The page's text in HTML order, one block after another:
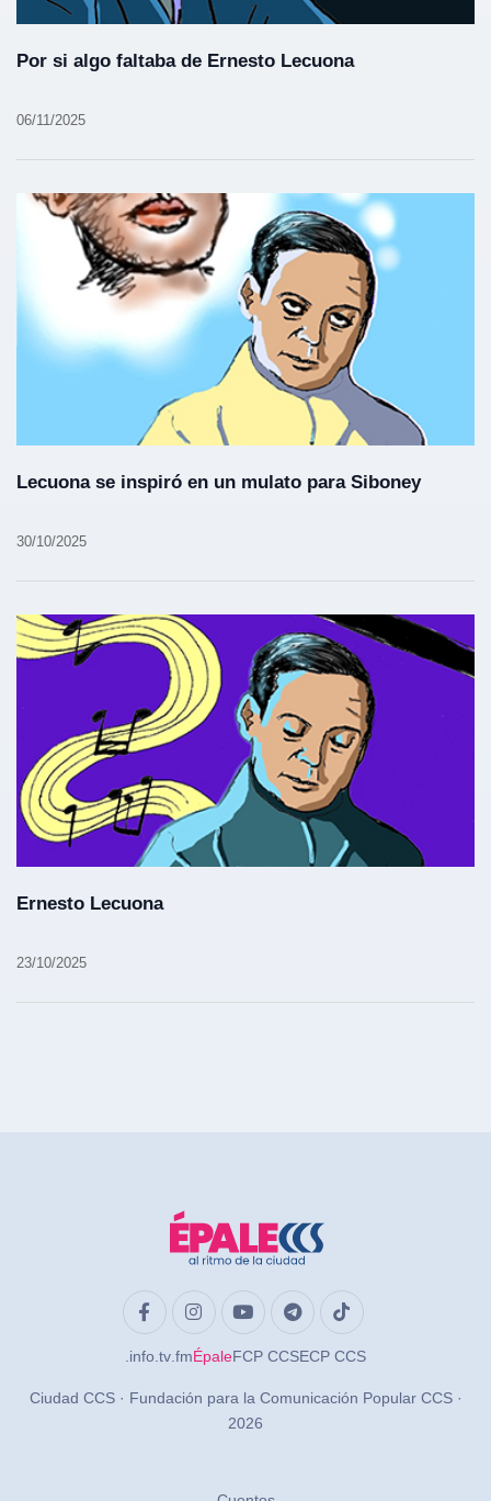
Por si algo faltaba de Ernesto Lecuona
06/11/2025
Lecuona se inspiró en un mulato para Siboney
30/10/2025
Ernesto Lecuona
23/10/2025
.info .tv .fmÉpaleFCP CCSECP CCS
Ciudad CCS · Fundación para la Comunicación Popular CCS ·
2026